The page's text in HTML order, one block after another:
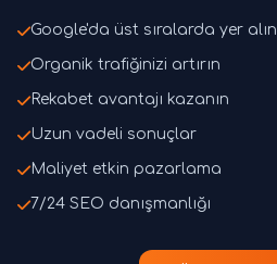
Google'da üst sıralarda yer alın
Organik trafiğinizi artırın
Rekabet avantajı kazanın
Uzun vadeli sonuçlar
Maliyet etkin pazarlama
7/24 SEO danışmanlığı